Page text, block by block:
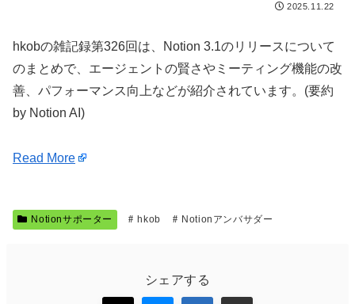
2025.11.22
hkobの雑記録第326回は、Notion 3.1のリリースについて
のまとめで、エージェントの賢さやミーティング機能の改
善、パフォーマンス向上などが紹介されています。(要約
by Notion AI)
Read More
Notionサポーター hkob Notionアンバサダー
シェアする